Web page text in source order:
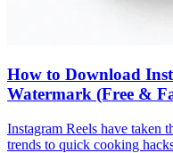
How to Download
Watermark (Free &
Instagram Reels have taken
trends to quick cooking